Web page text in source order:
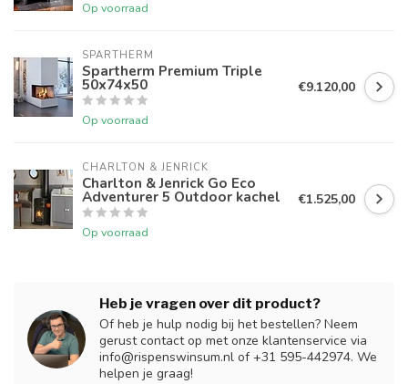
Op voorraad
SPARTHERM
Spartherm Premium Triple
50x74x50
Op voorraad
€9.120,00
CHARLTON & JENRICK
Charlton & Jenrick Go Eco
Adventurer 5 Outdoor kachel
Op voorraad
€1.525,00
Heb je vragen over dit product?
Of heb je hulp nodig bij het bestellen? Neem
gerust contact op met onze klantenservice via
info@rispenswinsum.nl of +31 595-442974. We
helpen je graag!